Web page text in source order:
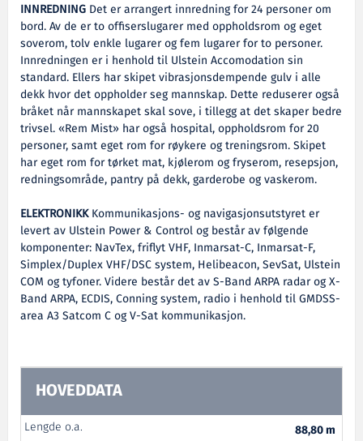
INNREDNING Det er arrangert innredning for 24 personer om
bord. Av de er to offiserslugarer med oppholdsrom og eget
soverom, tolv enkle lugarer og fem lugarer for to personer.
Innredningen er i henhold til Ulstein Accomodation sin
standard. Ellers har skipet vibrasjonsdempende gulv i alle
dekk hvor det oppholder seg mannskap. Dette reduserer også
bråket når mannskapet skal sove, i tillegg at det skaper bedre
trivsel. «Rem Mist» har også hospital, oppholdsrom for 20
personer, samt eget rom for røykere og treningsrom. Skipet
har eget rom for tørket mat, kjølerom og fryserom, resepsjon,
redningsområde, pantry på dekk, garderobe og vaskerom.
ELEKTRONIKKKommunikasjons- og navigasjonsutstyret er
levert av Ulstein Power & Control og består av følgende
komponenter: NavTex, friflyt VHF, Inmarsat-C, Inmarsat-F,
Simplex/Duplex VHF/DSC system, Helibeacon, SevSat, Ulstein
COM og tyfoner. Videre består det av S-Band ARPA radar og X-
Band ARPA, ECDIS, Conning system, radio i henhold til GMDSS-
area A3 Satcom C og V-Sat kommunikasjon.
HOVEDDATA
Lengde o.a.
88,80 m